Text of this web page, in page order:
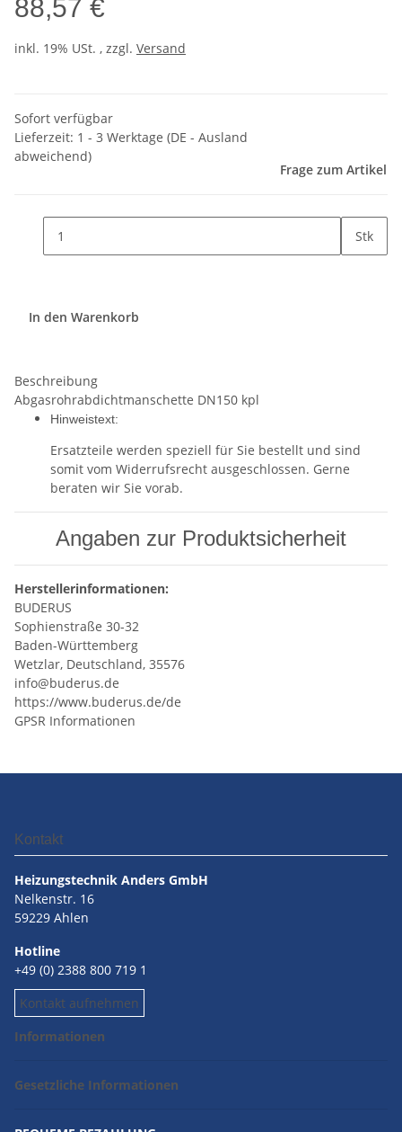
88,57 €
inkl. 19% USt. , zzgl. Versand
Sofort verfügbar
Lieferzeit: 1 - 3 Werktage (DE - Ausland
abweichend)
Frage zum Artikel
Stk
In den Warenkorb
Beschreibung
Abgasrohrabdichtmanschette DN150 kpl
Hinweistext:
Ersatzteile werden speziell für Sie bestellt und sind
somit vom Widerrufsrecht ausgeschlossen. Gerne
beraten wir Sie vorab.
Angaben zur Produktsicherheit
Herstellerinformationen:
BUDERUS
Sophienstraße 30-32
Baden-Württemberg
Wetzlar, Deutschland, 35576
info@buderus.de
https://www.buderus.de/de
GPSR Informationen
Kontakt
Heizungstechnik Anders GmbH
Nelkenstr. 16
59229 Ahlen
Hotline
+49 (0) 2388 800 719 1
Kontakt aufnehmen
Informationen
Gesetzliche Informationen